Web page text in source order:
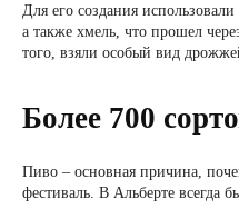
Для его создания
а также хмель, что прошел
того, взяли особый вид
Более 700
Пиво – основная причина,
фестиваль. В Альберте всегда